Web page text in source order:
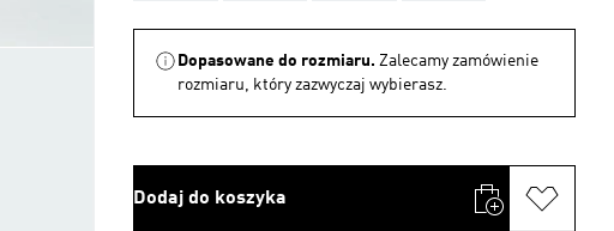
Dopasowane do rozmiaru. Zalecamy zamówienie
rozmiaru, który zazwyczaj wybierasz.
Dodaj do koszyka